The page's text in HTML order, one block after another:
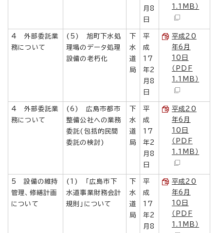
月8
日
1.1MB）
4 外部委託業
務について
(5) 旭町下水処
理場のデータ処理
設備の老朽化
下
水
道
局
平
成
17
年2
月8
日
平成20
年6月
10日
（PDF
1.1MB）
4 外部委託業
務について
(6) 広島市都市
整備公社への業務
委託(包括的民間
委託の検討)
下
水
道
局
平
成
17
年2
月8
日
平成20
年6月
10日
（PDF
1.1MB）
5 設備の維持
管理、修繕計画
について
(1) 「広島市下
水道事業財務会計
規則」について
下
水
道
局
平
成
17
年2
月8
平成20
年6月
10日
（PDF
1.1MB）